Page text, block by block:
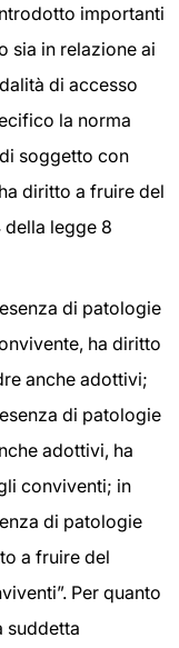
importanti
sia in relazione ai
di accesso
la norma
soggetto con
diritto a fruire del
legge 8
di patologie
ha diritto
anche adottivi;
di patologie
adottivi, ha
conviventi; in
di patologie
a fruire del
Per quanto
suddetta